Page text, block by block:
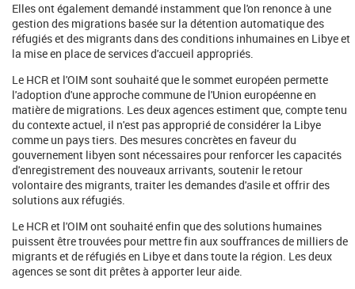
Elles ont également demandé instamment que l'on renonce à une
gestion des migrations basée sur la détention automatique des
réfugiés et des migrants dans des conditions inhumaines en Libye et
la mise en place de services d'accueil appropriés.
Le HCR et l'OIM sont souhaité que le sommet européen permette
l'adoption d'une approche commune de l'Union européenne en
matière de migrations. Les deux agences estiment que, compte tenu
du contexte actuel, il n'est pas approprié de considérer la Libye
comme un pays tiers. Des mesures concrètes en faveur du
gouvernement libyen sont nécessaires pour renforcer les capacités
d'enregistrement des nouveaux arrivants, soutenir le retour
volontaire des migrants, traiter les demandes d'asile et offrir des
solutions aux réfugiés.
Le HCR et l'OIM ont souhaité enfin que des solutions humaines
puissent être trouvées pour mettre fin aux souffrances de milliers de
migrants et de réfugiés en Libye et dans toute la région. Les deux
agences se sont dit prêtes à apporter leur aide.